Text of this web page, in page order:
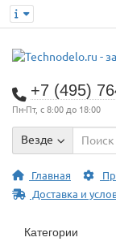
+7 (495)
Пн-Пт, с 8:00 до 18:00
Везде
Главная
Доставка и
Категории